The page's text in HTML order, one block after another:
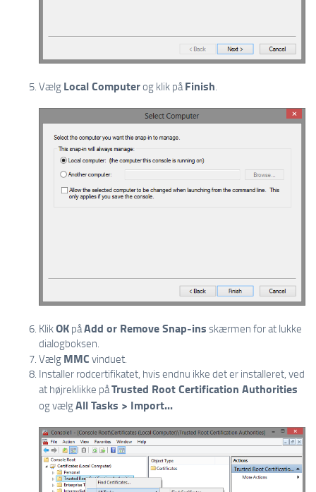
Vælg Local Computerog klik påFinish.
KlikOK påAdd or Remove Snap-ins skærmen for at lukke
dialogboksen.
Vælg MMC vinduet.
Installer rodcertifikatet, hvis endnu ikke det er installeret, ved
at højreklikke påTrusted Root Certification Authorities
og vælgAll Tasks > Import...